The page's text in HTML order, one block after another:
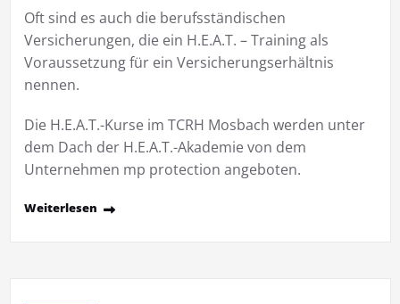
Oft sind es auch die berufsständischen
Versicherungen, die ein H.E.A.T. – Training als
Voraussetzung für ein Versicherungserhältnis
nennen.
Die H.E.A.T.-Kurse im TCRH Mosbach werden unter
dem Dach der H.E.A.T.-Akademie von dem
Unternehmen mp protection angeboten.
Weiterlesen